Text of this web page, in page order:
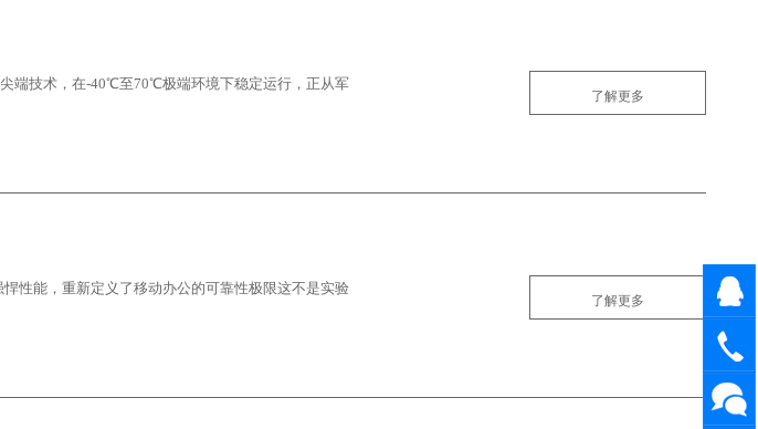
端技术，在-40℃至70℃极端环境下稳定运行，正从军
了解更多
性能，重新定义了移动办公的可靠性极限这不是实验
了解更多 在线咨
询